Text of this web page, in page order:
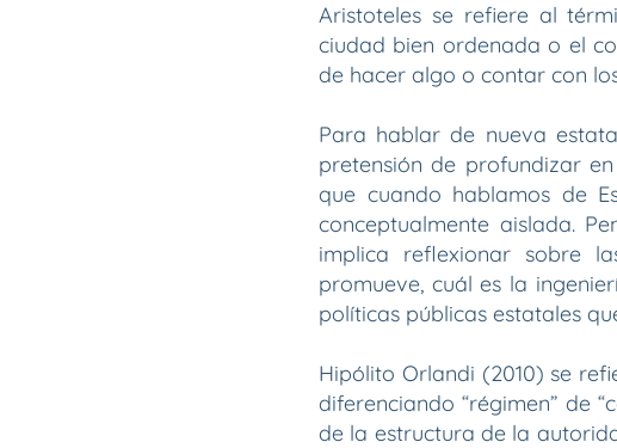
Aristoteles se refiere al
ciudad bien ordenada o el
de hacer algo o contar con
Para hablar de nueva
pretensión de profundizar
que cuando hablamos de
conceptualmente aislada.
implica reflexionar sobre
promueve, cuál es la
políticas públicas estatales
Hipólito Orlandi (2010) se
diferenciando “régimen” de
de la estructura de la